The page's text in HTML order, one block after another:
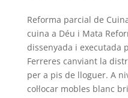
Reforma parcial de
cuina a Déu i Mata
dissenyada i executada
Ferreres canviant la
per a pis de lloguer. A
col·locar mobles blanc